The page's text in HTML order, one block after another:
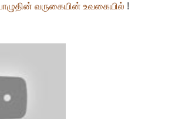
வருகையின் உவகையில் !